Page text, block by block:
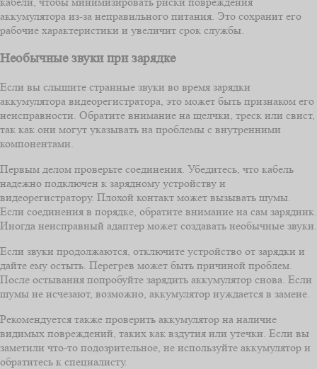
аккумулятора из-за неправильного питания. Это сохранит его
рабочие характеристики и увеличит срок службы.
Необычные звуки при зарядке
Если вы слышите странные звуки во время зарядки
аккумулятора видеорегистратора, это может быть признаком его
неисправности. Обратите внимание на щелчки, треск или свист,
так как они могут указывать на проблемы с внутренними
компонентами.
Первым делом проверьте соединения. Убедитесь, что кабель
надежно подключен к зарядному устройству и
видеорегистратору. Плохой контакт может вызывать шумы.
Если соединения в порядке, обратите внимание на сам зарядник.
Иногда неисправный адаптер может создавать необычные звуки.
Если звуки продолжаются, отключите устройство от зарядки и
дайте ему остыть. Перегрев может быть причиной проблем.
После остывания попробуйте зарядить аккумулятор снова. Если
шумы не исчезают, возможно, аккумулятор нуждается в замене.
Рекомендуется также проверить аккумулятор на наличие
видимых повреждений, таких как вздутия или утечки. Если вы
заметили что-то подозрительное, не используйте аккумулятор и
обратитесь к специалисту.